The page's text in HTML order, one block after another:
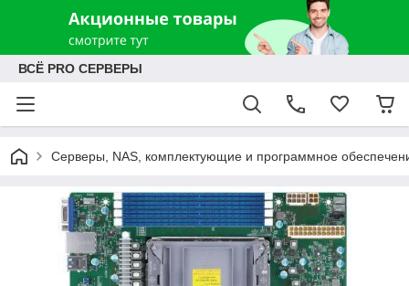
ВСЁ PRO СЕРВЕРЫ
Серверы, NAS, комплектующие и программное